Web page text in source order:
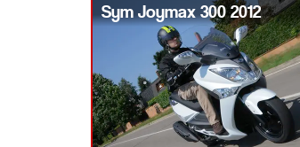
Sym Joymax 300 2012